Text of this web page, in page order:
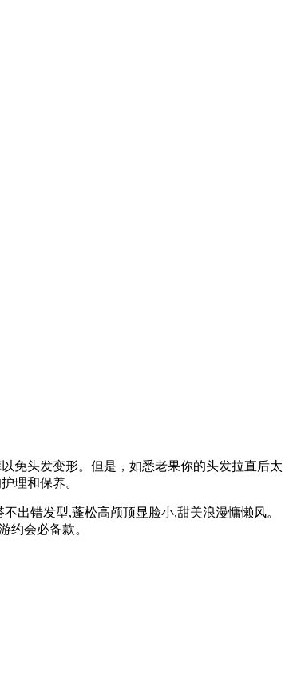
免头发变形。但是，如悉老果你的头发拉直后太
理和保养。
出错发型,蓬松高颅顶显脸小,甜美浪漫慵懒风。
约会必备款。